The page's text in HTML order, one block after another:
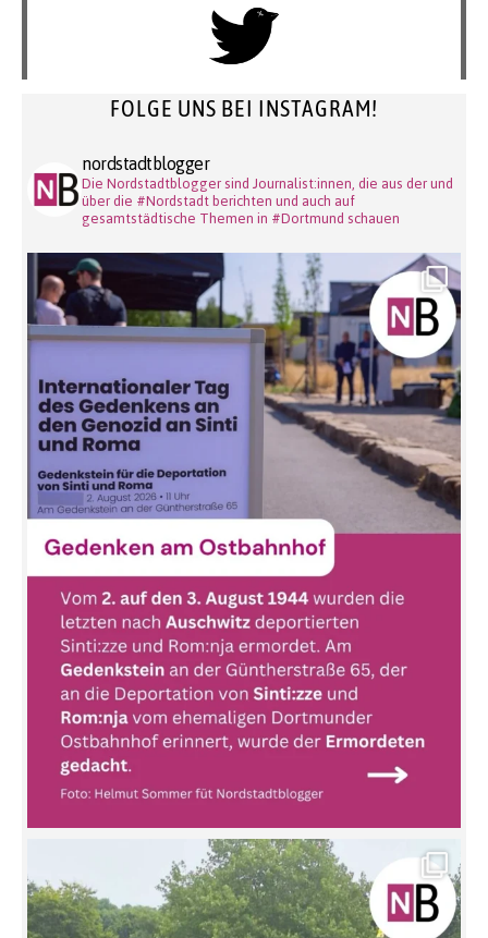
FOLGE UNS BEI INSTAGRAM!
nordstadtblogger
Die Nordstadtblogger sind Journalist:innen, die aus der und
über die #Nordstadt berichten und auch auf
gesamtstädtische Themen in #Dortmund schauen